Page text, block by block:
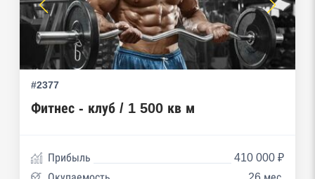
Реестр плановых проверок Реестр
недобросовестных поставщиков
Реестры особых адресов ФНС
Реестр дисквалифицированных лиц
Реестры ФНС
Реестр заключенных госконтрактов
#2377
Фитнес - клуб / 1 500 кв м
Прибыль
410 000 ₽